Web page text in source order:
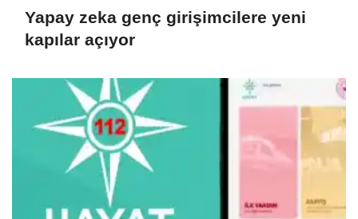
Yapay zeka genç girişimcilere yeni
kapılar açıyor